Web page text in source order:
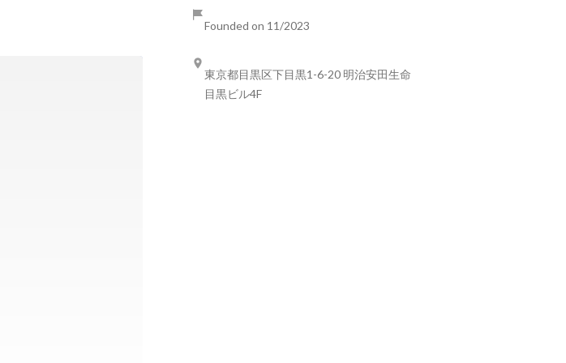
Founded on 11/2023
東京都目黒区下目黒1-6-20 明治安田生命
目黒ビル4F